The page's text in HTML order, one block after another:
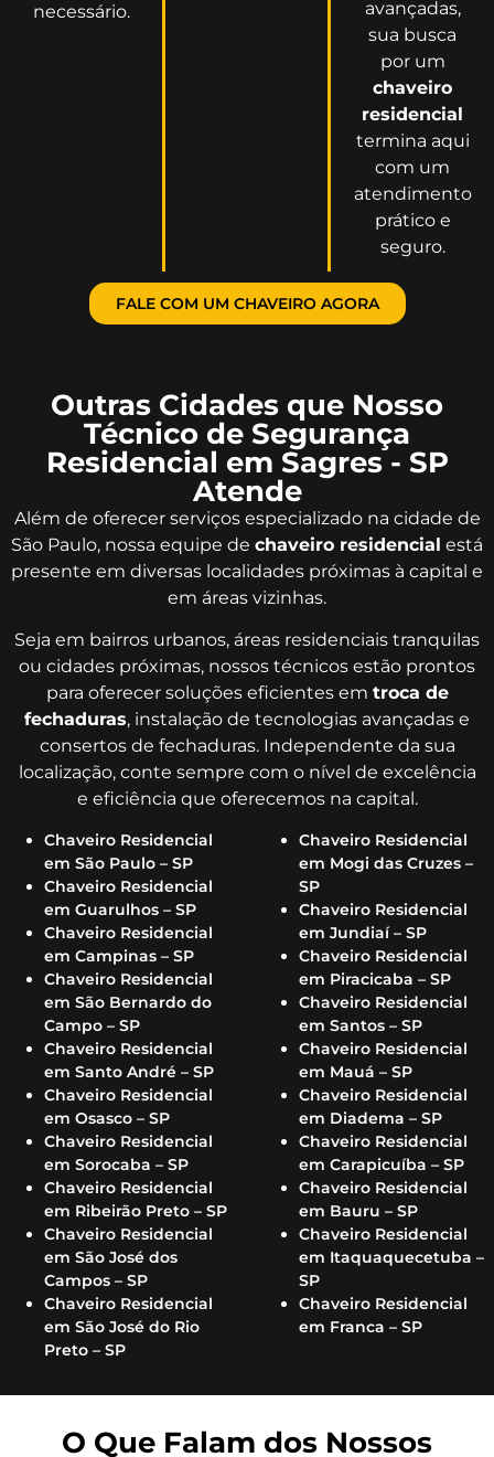
necessário.
avançadas,
sua busca
por um
chaveiro
residencial
termina aqui
com um
atendimento
prático e
seguro.
FALE COM UM CHAVEIRO AGORA
Outras Cidades que Nosso
Técnico de Segurança
Residencial em Sagres - SP
Atende
Além de oferecer serviços especializado na cidade de
São Paulo, nossa equipe de chaveiro residencial está
presente em diversas localidades próximas à capital e
em áreas vizinhas.
Seja em bairros urbanos, áreas residenciais tranquilas
ou cidades próximas, nossos técnicos estão prontos
para oferecer soluções eficientes em troca de
fechaduras, instalação de tecnologias avançadas e
consertos de fechaduras. Independente da sua
localização, conte sempre com o nível de excelência
e eficiência que oferecemos na capital.
Chaveiro Residencial
em São Paulo – SP
Chaveiro Residencial
em Guarulhos – SP
Chaveiro Residencial
em Campinas – SP
Chaveiro Residencial
em São Bernardo do
Campo – SP
Chaveiro Residencial
em Santo André – SP
Chaveiro Residencial
em Osasco – SP
Chaveiro Residencial
em Sorocaba – SP
Chaveiro Residencial
em Ribeirão Preto – SP
Chaveiro Residencial
em São José dos
Campos – SP
Chaveiro Residencial
em São José do Rio
Preto – SP
Chaveiro Residencial
em Mogi das Cruzes –
SP
Chaveiro Residencial
em Jundiaí – SP
Chaveiro Residencial
em Piracicaba – SP
Chaveiro Residencial
em Santos – SP
Chaveiro Residencial
em Mauá – SP
Chaveiro Residencial
em Diadema – SP
Chaveiro Residencial
em Carapicuíba – SP
Chaveiro Residencial
em Bauru – SP
Chaveiro Residencial
em Itaquaquecetuba –
SP
Chaveiro Residencial
em Franca – SP
O Que Falam dos Nossos